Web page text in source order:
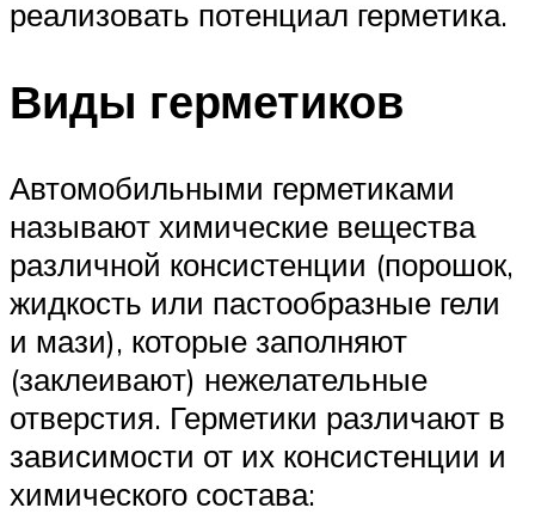
реализовать потенциал герметика.
Виды герметиков
Автомобильными герметиками
называют химические вещества
различной консистенции (порошок,
жидкость или пастообразные гели
и мази), которые заполняют
(заклеивают) нежелательные
отверстия. Герметики различают в
зависимости от их консистенции и
химического состава: